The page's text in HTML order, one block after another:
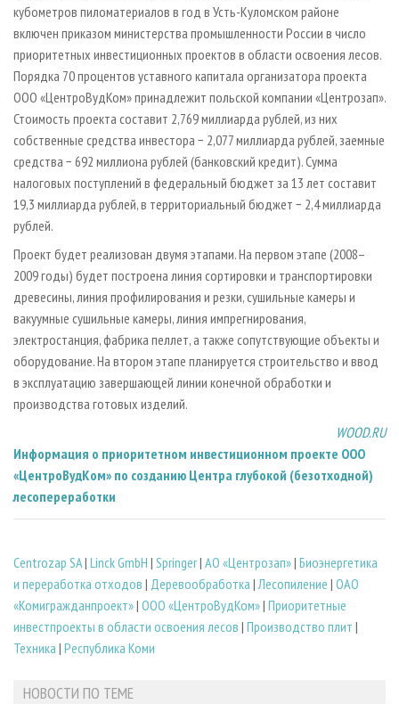
кубометров пиломатериалов в год в Усть-Куломском районе
включен приказом министерства промышленности России в число
приоритетных инвестиционных проектов в области освоения лесов.
Порядка 70 процентов уставного капитала организатора проекта
ООО «ЦентроВудКом» принадлежит польской компании «Центрозап».
Стоимость проекта составит 2,769 миллиарда рублей, из них
собственные средства инвестора − 2,077 миллиарда рублей, заемные
средства − 692 миллиона рублей (банковский кредит). Сумма
налоговых поступлений в федеральный бюджет за 13 лет составит
19,3 миллиарда рублей, в территориальный бюджет − 2,4 миллиарда
рублей.
Проект будет реализован двумя этапами. На первом этапе (2008–
2009 годы) будет построена линия сортировки и транспортировки
древесины, линия профилирования и резки, сушильные камеры и
вакуумные сушильные камеры, линия импрегнирования,
электростанция, фабрика пеллет, а также сопутствующие объекты и
оборудование. На втором этапе планируется строительство и ввод
в эксплуатацию завершающей линии конечной обработки и
производства готовых изделий.
WOOD.RU
Информация о приоритетном инвестиционном проекте ООО
«ЦентроВудКом» по cозданию Центра глубокой (безотходной)
лесопереработки
Centrozap SA| Linck GmbH | Springer| АО «Центрозап»| Биoэнергетика
и переработка отходов | Деревообработка |Лесопиление | ОАО
«Комигражданпроект»| ООО «ЦентроВудКом»| Приоритетные
инвестпроекты в области освоения лесов | Производство плит |
Техника | Республика Коми
НОВОСТИ ПО ТЕМЕ